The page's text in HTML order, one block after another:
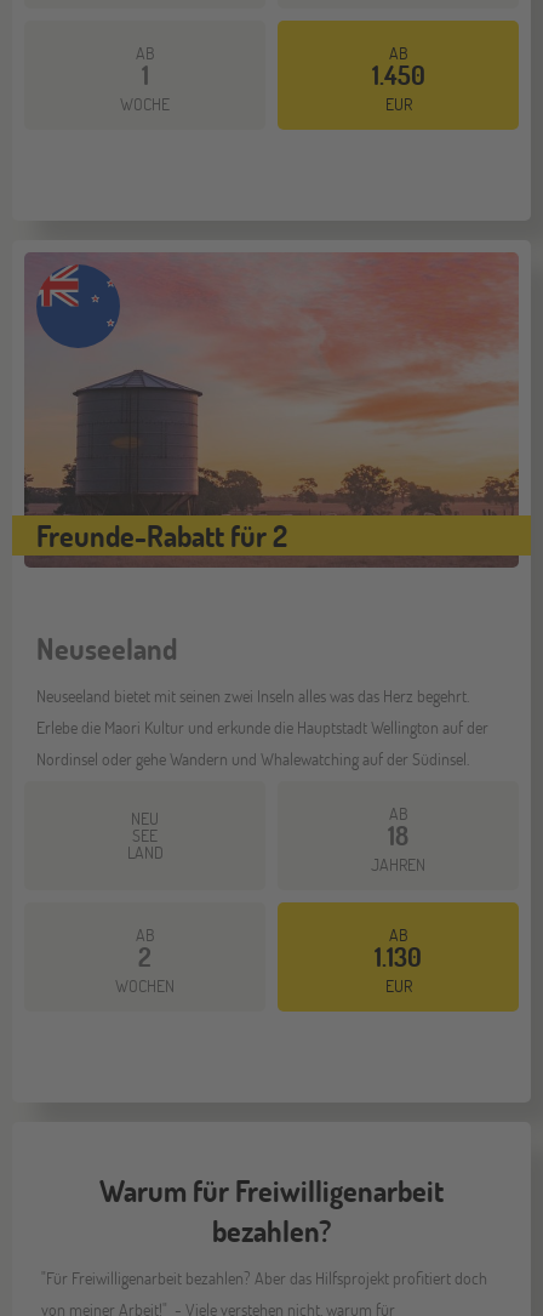
AB
1
WOCHE
AB
1.450
EUR
Freunde-Rabatt für 2
Neuseeland
Neuseeland bietet mit seinen zwei Inseln alles was das Herz begehrt.
Erlebe die Maori Kultur und erkunde die Hauptstadt Wellington auf der
Nordinsel oder gehe Wandern und Whalewatching auf der Südinsel.
NEU
SEE
LAND
AB
18
JAHREN
AB
2
WOCHEN
AB
1.130
EUR
Warum für Freiwilligenarbeit
bezahlen?
"Für Freiwilligenarbeit bezahlen? Aber das Hilfsprojekt profitiert doch
von meiner Arbeit!" - Viele verstehen nicht, warum für